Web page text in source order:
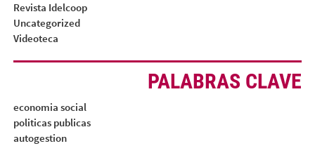
Revista Idelcoop
Uncategorized
Videoteca
PALABRAS CLAVE
economia social
politicas publicas
autogestion